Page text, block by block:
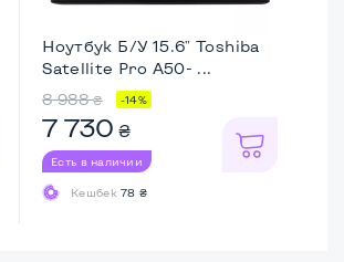
Ноутбук Б/У 15.6" Toshiba
Satellite Pro A50- ...
8 988 ₴ -14%
7 730 ₴
Есть в наличии
Кешбек78 ₴